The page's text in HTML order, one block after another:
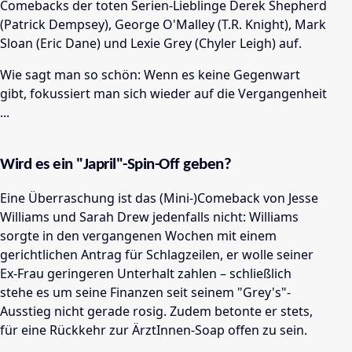
Comebacks der toten Serien-Lieblinge Derek Shepherd
(Patrick Dempsey), George O'Malley (T.R. Knight), Mark
Sloan (Eric Dane) und Lexie Grey (Chyler Leigh) auf.
Wie sagt man so schön: Wenn es keine Gegenwart
gibt, fokussiert man sich wieder auf die Vergangenheit
...
Wird es ein "Japril"-Spin-Off geben?
Eine Überraschung ist das (Mini-)Comeback von Jesse
Williams und Sarah Drew jedenfalls nicht: Williams
sorgte in den vergangenen Wochen mit einem
gerichtlichen Antrag für Schlagzeilen, er wolle seiner
Ex-Frau geringeren Unterhalt zahlen – schließlich
stehe es um seine Finanzen seit seinem "Grey's"-
Ausstieg nicht gerade rosig. Zudem betonte er stets,
für eine Rückkehr zur ÄrztInnen-Soap offen zu sein.